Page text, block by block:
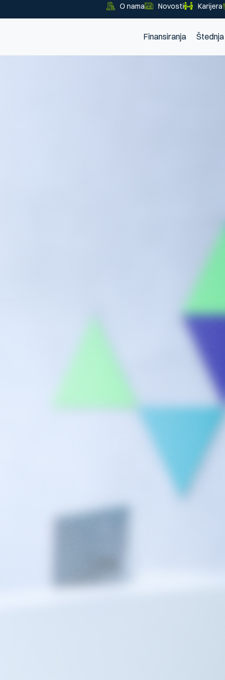
O nama Novosti Karijera
Finansiranja Štednja